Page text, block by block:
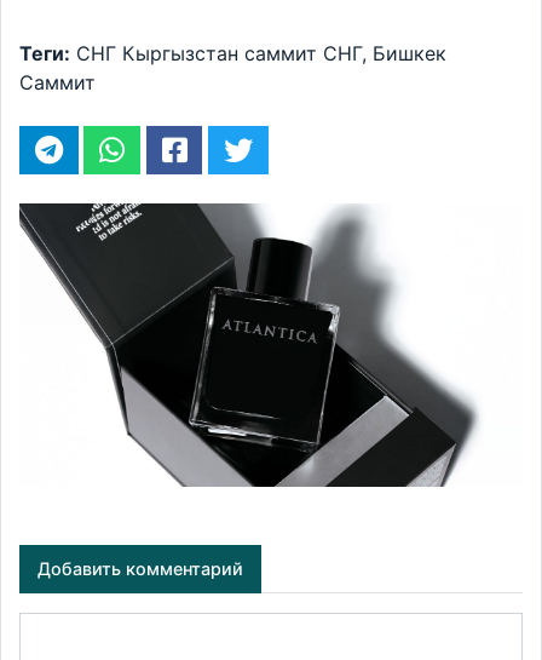
Теги: СНГ Кыргызстан саммит СНГ, Бишкек
Саммит
Добавить комментарий